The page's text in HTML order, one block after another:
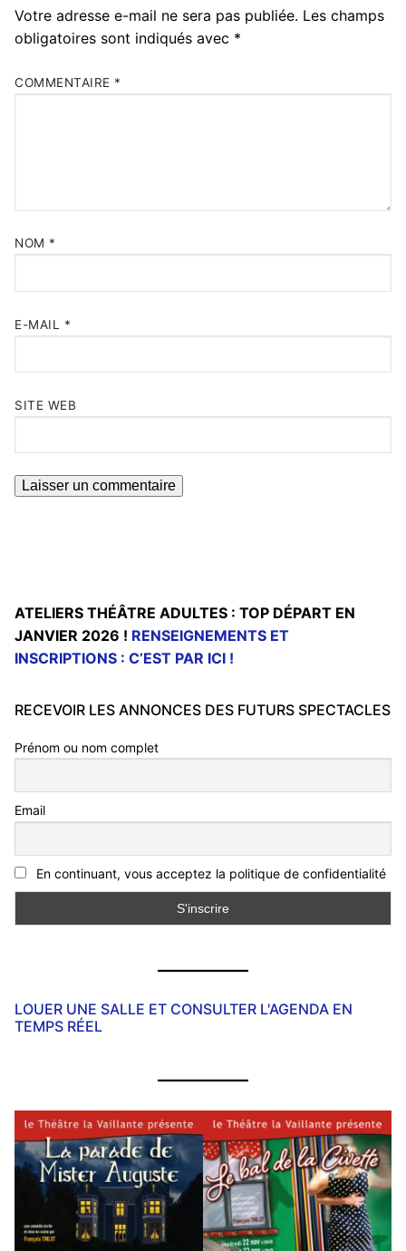
Votre adresse e-mail ne sera pas publiée. Les champs
obligatoires sont indiqués avec *
COMMENTAIRE *
NOM *
E-MAIL *
SITE WEB
ATELIERS THÉÂTRE ADULTES : TOP DÉPART EN
JANVIER 2026 ! RENSEIGNEMENTS ET
INSCRIPTIONS : C’EST PAR ICI !
RECEVOIR LES ANNONCES DES FUTURS SPECTACLES
Prénom ou nom complet
Email
En continuant, vous acceptez la politique de confidentialité
LOUER UNE SALLE ET CONSULTER L'AGENDA EN
TEMPS RÉEL